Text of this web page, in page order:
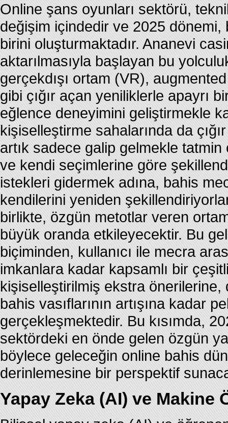
Online şans oyunları sektörü,
değişim içindedir ve 2025 dönemi,
birini oluşturmaktadır. Ananevi
aktarılmasıyla başlayan bu
gerçekdışı ortam (VR),
gibi çığır açan yeniliklerle apayrı
eğlence deneyimini geliştirmekle
kişiselleştirme sahalarında da
artık sadece galip gelmekle
ve kendi seçimlerine göre
istekleri gidermek adına, bahis
kendilerini yeniden
birlikte, özgün metotlar veren
büyük oranda etkileyecektir. Bu
biçiminden, kullanıcı ile mecra
imkanlara kadar kapsamlı bir
kişiselleştirilmiş ekstra önerilerine,
bahis vasıflarının artışına kadar
gerçekleşmektedir. Bu kısımda,
sektördeki en önde gelen özgün
böylece geleceğin online bahis
derinlemesine bir perspektif
Yapay Zeka (AI) ve Makine